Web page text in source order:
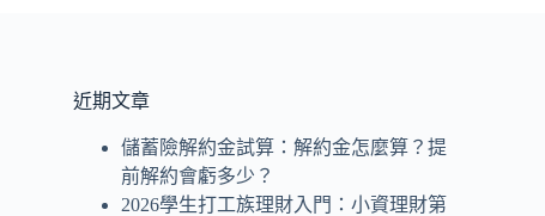
近期文章
儲蓄險解約金試算：解約金怎麼算？提
前解約會虧多少？
2026學生打工族理財入門：小資理財第